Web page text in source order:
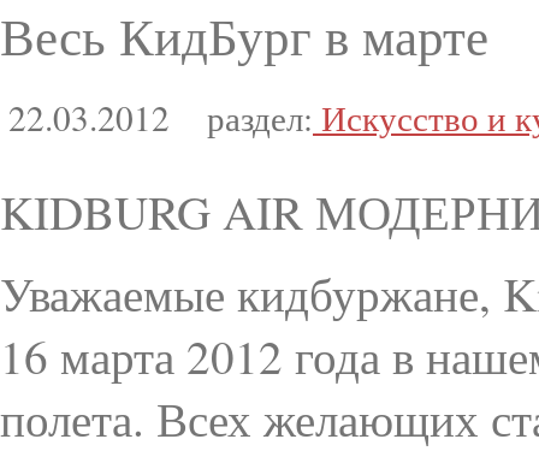
Весь КидБург в марте
22.03.2012 раздел: Искусство и
KIDBURG AIR
Уважаемые кидбуржане,
16 марта 2012 года в
полета. Всех желающих